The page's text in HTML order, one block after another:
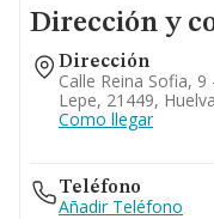
Dirección y
Dirección
Calle Reina Sofia,
Lepe, 21449, Huelva
Como llegar
Teléfono
Añadir Teléfono